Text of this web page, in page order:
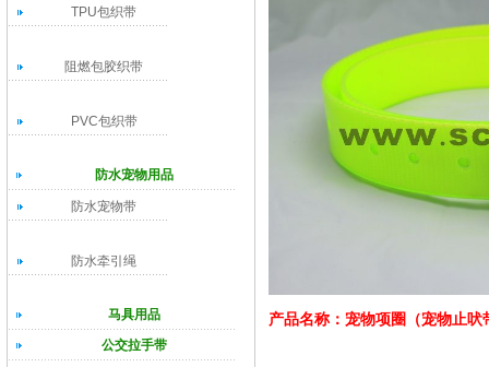
TPU包织带
阻燃包胶织带
PVC包织带
防水宠物用品
防水宠物带
防水牵引绳
马具用品
公交拉手带
产品名称：宠物项圈（宠物止吠